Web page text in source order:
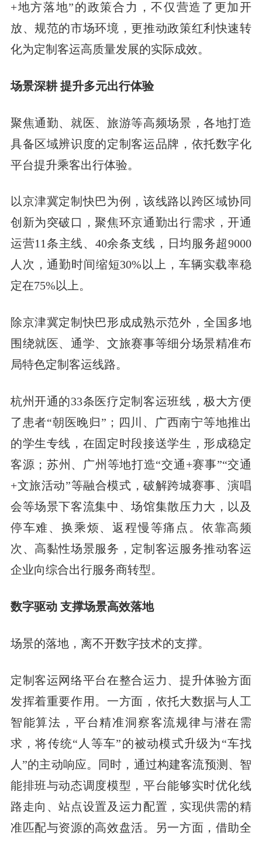
+地方落地”的政策合力，不仅营造了更加开
放、规范的市场环境，更推动政策红利快速转
化为定制客运高质量发展的实际成效。
场景深耕 提升多元出行体验
聚焦通勤、就医、旅游等高频场景，各地打造
具备区域辨识度的定制客运品牌，依托数字化
平台提升乘客出行体验。
以京津冀定制快巴为例，该线路以跨区域协同
创新为突破口，聚焦环京通勤出行需求，开通
运营11条主线、40余条支线，日均服务超9000
人次，通勤时间缩短30%以上，车辆实载率稳
定在75%以上。
除京津冀定制快巴形成成熟示范外，全国多地
围绕就医、通学、文旅赛事等细分场景精准布
局特色定制客运线路。
杭州开通的33条医疗定制客运班线，极大方便
了患者“朝医晚归”；四川、广西南宁等地推出
的学生专线，在固定时段接送学生，形成稳定
客源；苏州、广州等地打造“交通+赛事”“交通
+文旅活动”等融合模式，破解跨城赛事、演唱
会等场景下客流集中、场馆集散压力大，以及
停车难、换乘烦、返程慢等痛点。依靠高频
次、高黏性场景服务，定制客运服务推动客运
企业向综合出行服务商转型。
数字驱动 支撑场景高效落地
场景的落地，离不开数字技术的支撑。
定制客运网络平台在整合运力、提升体验方面
发挥着重要作用。一方面，依托大数据与人工
智能算法，平台精准洞察客流规律与潜在需
求，将传统“人等车”的被动模式升级为“车找
人”的主动响应。同时，通过构建客流预测、智
能排班与动态调度模型，平台能够实时优化线
路走向、站点设置及运力配置，实现供需的精
准匹配与资源的高效盘活。另一方面，借助全